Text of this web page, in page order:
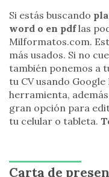
Si estás buscando
word o en pdflas
Milformatos.com.
más usados. Si no
también ponemos a
tu CV usando
herramienta,
gran opción para
tu celular o tableta.
Carta de